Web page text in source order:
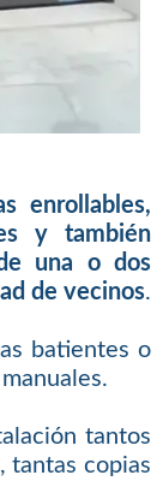
enrollables,
y también
una o dos
de vecinos.
batientes o
tantos
tantas copias